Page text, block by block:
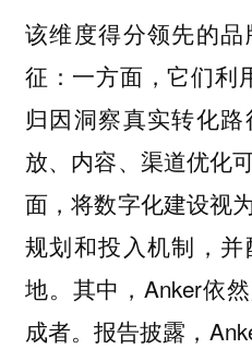
该维度得分领先的
征：一方面，它们利
归因洞察真实转化
放、内容、渠道优化
面，将数字化建设视
规划和投入机制，
地。其中，Anker依
成者。报告披露，